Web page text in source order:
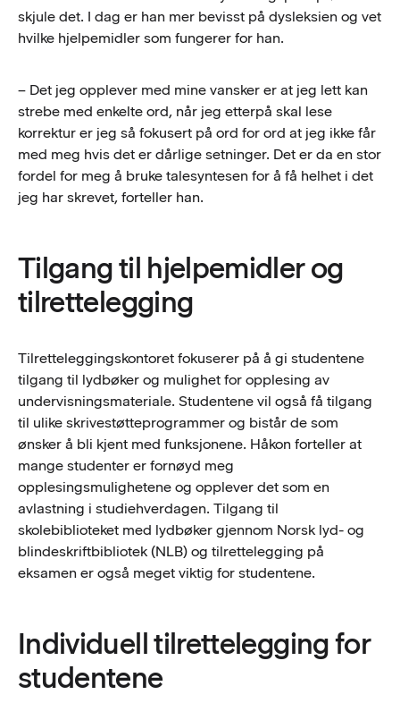
skjule det. I dag er han mer bevisst på dysleksien og vet
hvilke hjelpemidler som fungerer for han.
– Det jeg opplever med mine vansker er at jeg lett kan
strebe med enkelte ord, når jeg etterpå skal lese
korrektur er jeg så fokusert på ord for ord at jeg ikke får
med meg hvis det er dårlige setninger. Det er da en stor
fordel for meg å bruke talesyntesen for å få helhet i det
jeg har skrevet, forteller han.
Tilgang til hjelpemidler og
tilrettelegging
Tilretteleggingskontoret fokuserer på å gi studentene
tilgang til lydbøker og mulighet for opplesing av
undervisningsmateriale. Studentene vil også få tilgang
til ulike skrivestøtteprogrammer og bistår de som
ønsker å bli kjent med funksjonene. Håkon forteller at
mange studenter er fornøyd meg
opplesingsmulighetene og opplever det som en
avlastning i studiehverdagen. Tilgang til
skolebiblioteket med lydbøker gjennom Norsk lyd- og
blindeskriftbibliotek (NLB) og tilrettelegging på
eksamen er også meget viktig for studentene.
Individuell tilrettelegging for
studentene